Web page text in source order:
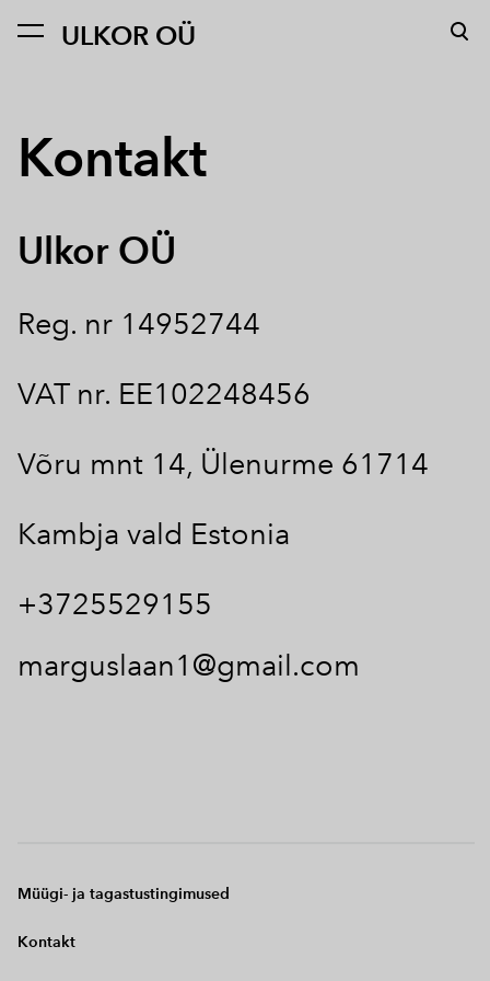
ULKOR OÜ
lisati ostukorvi.
Kontakt
Ulkor OÜ
Reg. nr 14952744
VAT nr. EE102248456
Võru mnt 14, Ülenurme 61714
Kambja vald Estonia
+3725529155
marguslaan1@gmail.com
Müügi- ja tagastustingimused
Kontakt